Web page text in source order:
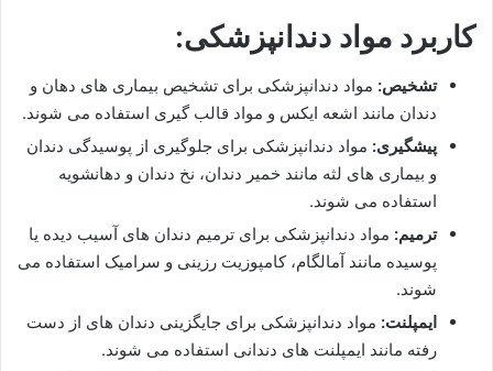
کاربرد مواد دندانپزشکی:
تشخیص: مواد دندانپزشکی برای تشخیص بیماری های دهان و
دندان مانند اشعه ایکس و مواد قالب گیری استفاده می شوند.
پیشگیری: مواد دندانپزشکی برای جلوگیری از پوسیدگی دندان
و بیماری های لثه مانند خمیر دندان، نخ دندان و دهانشویه
استفاده می شوند.
ترمیم: مواد دندانپزشکی برای ترمیم دندان های آسیب دیده یا
پوسیده مانند آمالگام، کامپوزیت رزینی و سرامیک استفاده می
شوند.
ایمپلنت: مواد دندانپزشکی برای جایگزینی دندان های از دست
رفته مانند ایمپلنت های دندانی استفاده می شوند.